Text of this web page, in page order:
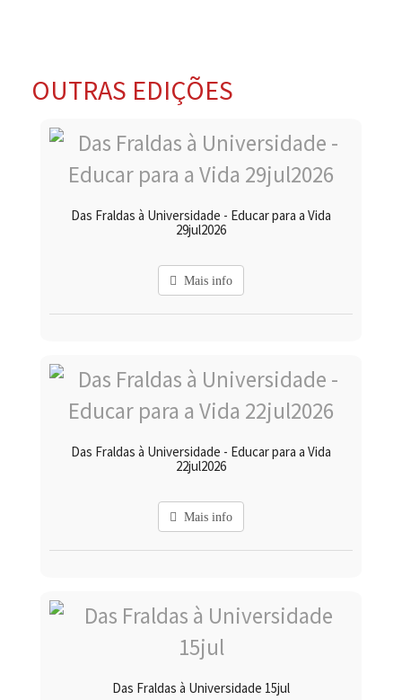
OUTRAS EDIÇÕES
Das Fraldas à Universidade - Educar para a Vida
29jul2026
Mais info
Das Fraldas à Universidade - Educar para a Vida
22jul2026
Mais info
Das Fraldas à Universidade 15jul